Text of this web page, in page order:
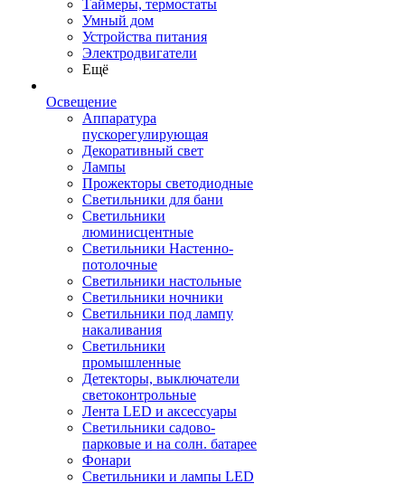
Таймеры, термостаты
Умный дом
Устройства питания
Электродвигатели
Ещё
Освещение
Аппаратура
пускорегулирующая
Декоративный свет
Лампы
Прожекторы светодиодные
Светильники для бани
Светильники
люминисцентные
Светильники Настенно-
потолочные
Светильники настольные
Светильники ночники
Светильники под лампу
накаливания
Светильники
промышленные
Детекторы, выключатели
светоконтрольные
Лента LED и аксессуары
Светильники садово-
парковые и на солн. батарее
Фонари
Светильники и лампы LED